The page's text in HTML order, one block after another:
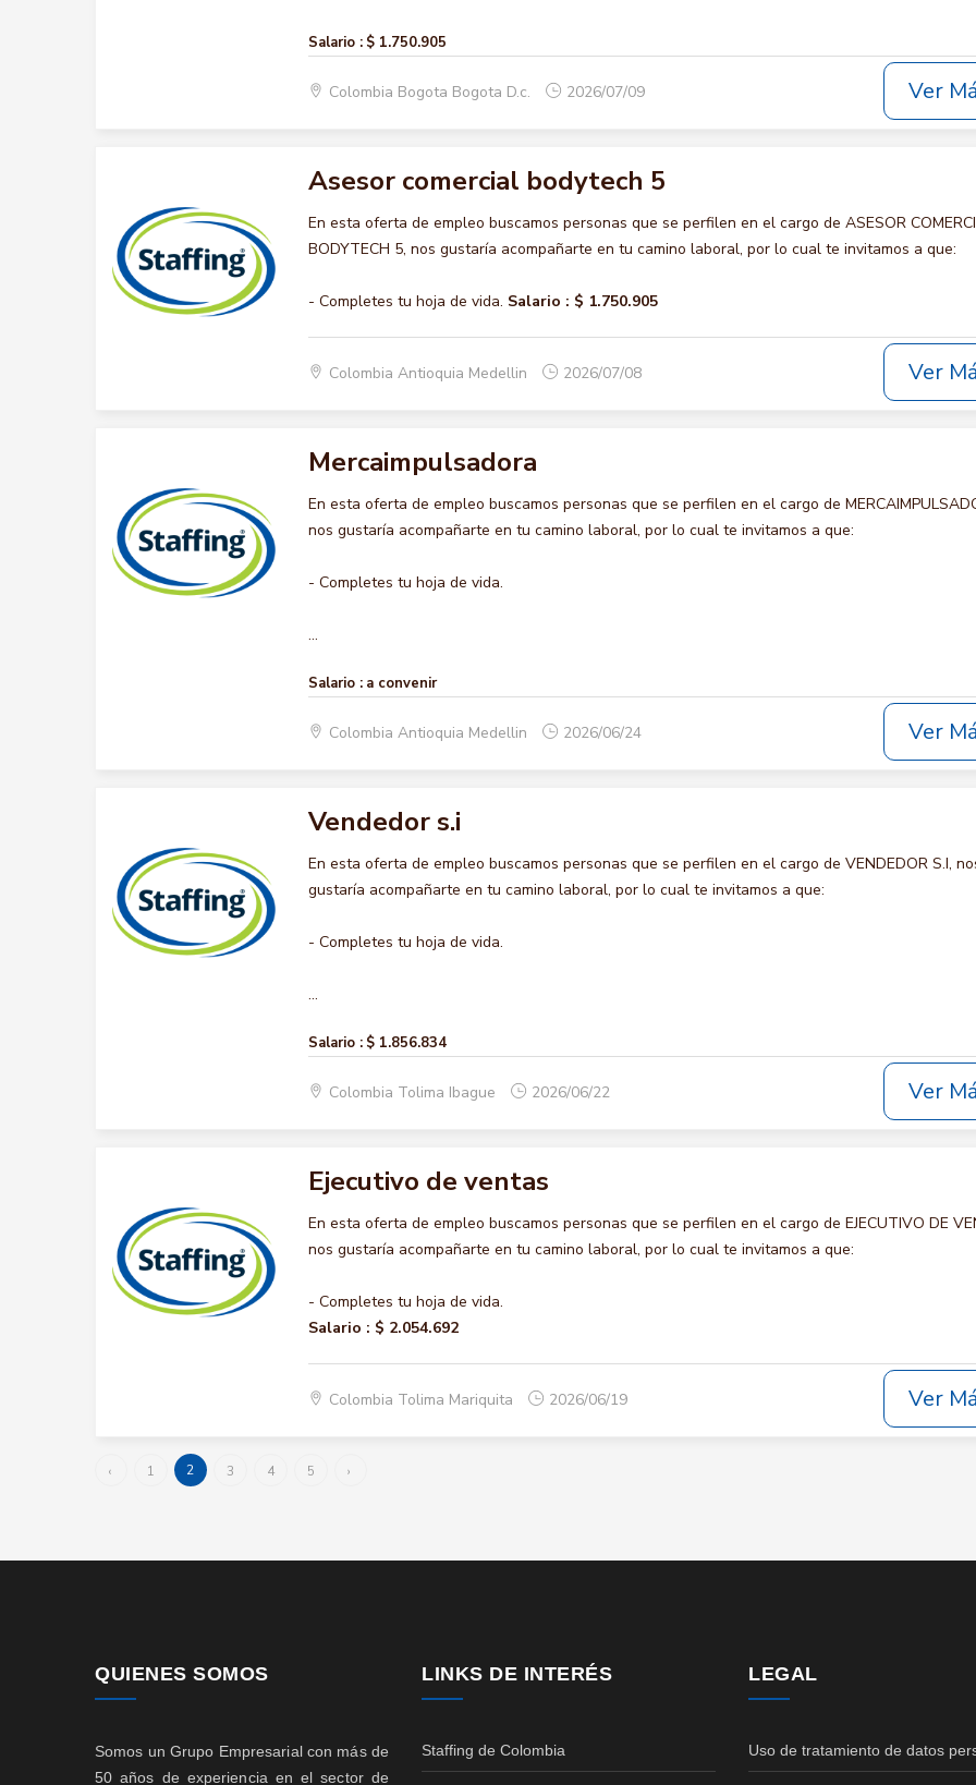
Salario : $ 1.750.905
Colombia Bogota Bogota D.c. 2026/07/09 Ver
Asesor comercial bodytech 5
En esta oferta de empleo buscamos personas que se perfilen en el cargo de ASESOR
BODYTECH 5, nos gustaría acompañarte en tu camino laboral, por lo cual te invitamos a que:
- Completes tu hoja de vida. Salario : $ 1.750.905
Colombia Antioquia Medellin 2026/07/08 Ver
Mercaimpulsadora
En esta oferta de empleo buscamos personas que se perfilen en el cargo de
nos gustaría acompañarte en tu camino laboral, por lo cual te invitamos a que:
- Completes tu hoja de vida.
...
Salario : a convenir
Colombia Antioquia Medellin 2026/06/24 Ver
Vendedor s.i
En esta oferta de empleo buscamos personas que se perfilen en el cargo de VENDEDOR S.I,
gustaría acompañarte en tu camino laboral, por lo cual te invitamos a que:
- Completes tu hoja de vida.
...
Salario : $ 1.856.834
Colombia Tolima Ibague 2026/06/22 Ver
Ejecutivo de ventas
En esta oferta de empleo buscamos personas que se perfilen en el cargo de EJECUTIVO DE
nos gustaría acompañarte en tu camino laboral, por lo cual te invitamos a que:
- Completes tu hoja de vida.
Salario : $ 2.054.692
Colombia Tolima Mariquita 2026/06/19 Ver
‹ 1 2 3 4 5 ›
QUIENES SOMOS
Somos un Grupo Empresarial con más de
50 años de experiencia en el sector de
LINKS DE INTERÉS
Staffing de Colombia
LEGAL
Uso de tratamiento de datos